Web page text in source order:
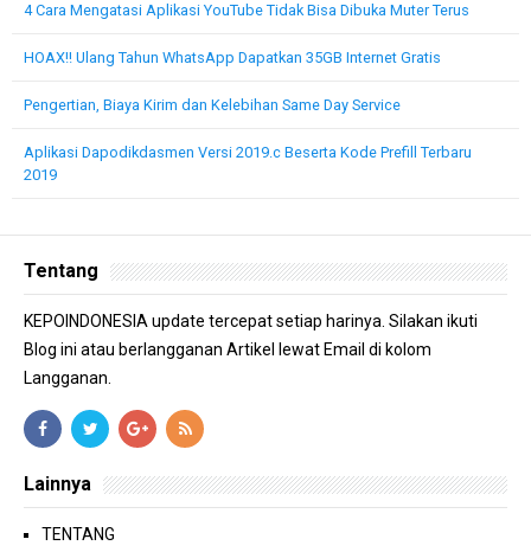
4 Cara Mengatasi Aplikasi YouTube Tidak Bisa Dibuka Muter Terus
HOAX!! Ulang Tahun WhatsApp Dapatkan 35GB Internet Gratis
Pengertian, Biaya Kirim dan Kelebihan Same Day Service
Aplikasi Dapodikdasmen Versi 2019.c Beserta Kode Prefill Terbaru
2019
Tentang
KEPOINDONESIA update tercepat setiap harinya. Silakan ikuti
Blog ini atau berlangganan Artikel lewat Email di kolom
Langganan.
Lainnya
TENTANG